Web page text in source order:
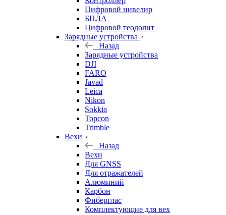
Цифровой нивелир
БПЛА
Цифровой теодолит
Зарядные устройства
Назад
Зарядные устройства
DJI
FARO
Javad
Leica
Nikon
Sokkia
Topcon
Trimble
Вехи
Назад
Вехи
Для GNSS
Для отражателей
Алюминий
Карбон
Фиберглас
Комплектующие для вех